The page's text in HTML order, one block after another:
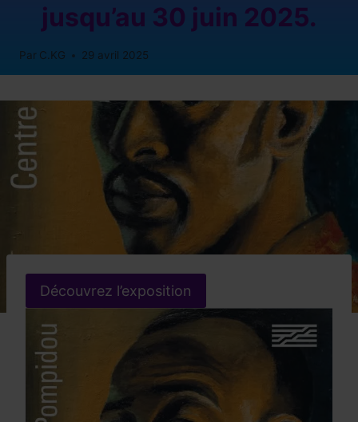
jusqu’au 30 juin 2025.
Par C.KG 29 avril 2025
Découvrez l’exposition